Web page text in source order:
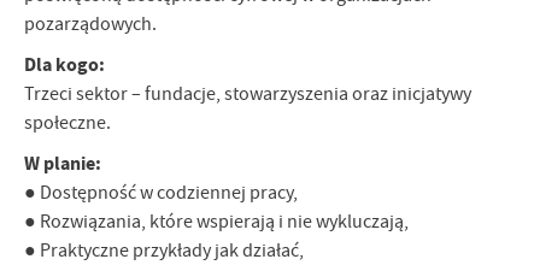
pozarządowych.
Dla kogo:
Trzeci sektor – fundacje, stowarzyszenia oraz inicjatywy
społeczne.
W planie:
● Dostępność w codziennej pracy,
● Rozwiązania, które wspierają i nie wykluczają,
● Praktyczne przykłady jak działać,
Firmy te działają w charakterze pośredników prezentujących nasze
społecznościowych.